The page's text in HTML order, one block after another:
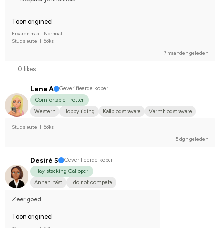
Toon origineel
Ervaren maat: Normaal
Studsleutel Hööks
7 maanden geleden
0 likes
Lena A
Geverifieerde koper
Comfortable Trotter
Western
Hobby riding Kallblodstravare
Varmblodstravare
Studsleutel Hööks
5 dgn geleden
Desiré S
Geverifieerde koper
Hay stacking Galloper
Annan häst
I do not compete
Zeer goed
Toon origineel